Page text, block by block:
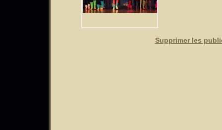
Supprimer les